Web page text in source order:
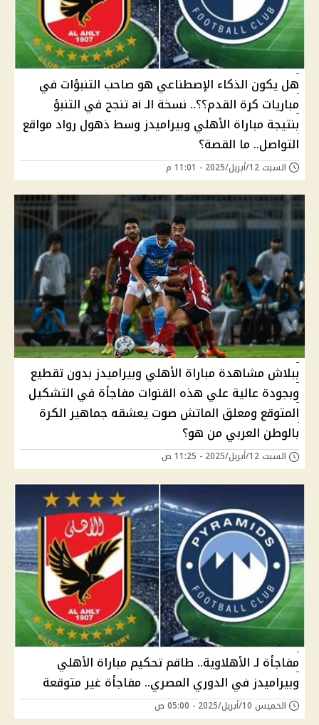
هل يكون الذكاء الإصطناعي هو صاحب التنبؤات في
مباريات كرة القدم؟؟.. نسخة الـ ai تنجح في التنبؤ
بنتيجة مباراة الأهلي وبيراميدز وسط ذهول رواد مواقع
التواصل.. ما القصة؟
السبت 12/أبريل/2025 - 11:01 م
ببلاش مشاهدة مباراة الأهلي وبيراميدز بدون تقطيع
وبجودة عالية علي هذه القنوات مفاجأة في التشكيل
المتوقع ومعلق الماتش صوت يعشقه جماهير الكرة
بالوطن العربي من هو؟
السبت 12/أبريل/2025 - 11:25 ص
مفاجأة لـ الأهلاوية.. طاقم تحكيم مباراة الأهلي
وبيراميدز في الدوري المصري.. مفاجأة غير متوقعة
الخميس 10/أبريل/2025 - 05:00 ص